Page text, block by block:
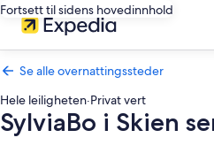
Fortsett til sidens hovedinnhold
Se alle overnattingssteder
Hele leiligheten·Privat vert
SylviaBo i Skien